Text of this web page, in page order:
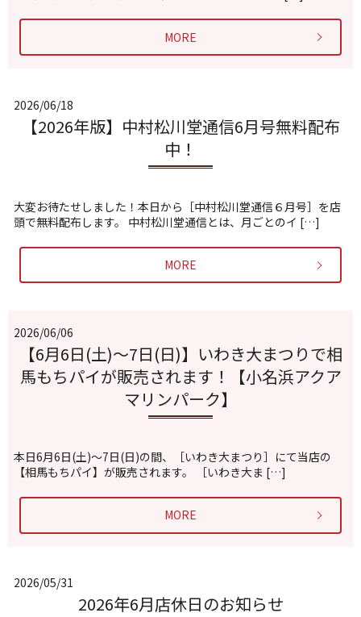
MORE
2026/06/18
【2026年版】中村松川堂通信6月号無料配布
中！
大変お待たせしました！本日から［中村松川堂通信６月号］を店
頭で無料配布します。 中村松川堂通信とは、月ごとのイ […]
MORE
2026/06/06
【6月6日(土)〜7日(日)】いわき大まつりで相
馬もちパイが販売されます！【小名浜アクア
マリンパーク】
本日6月6日(土)〜7日(日)の間、［いわき大まつり］にて当店の
【相馬もちパイ】が販売されます。 ［いわき大ま […]
MORE
2026/05/31
2026年6月店休日のお知らせ